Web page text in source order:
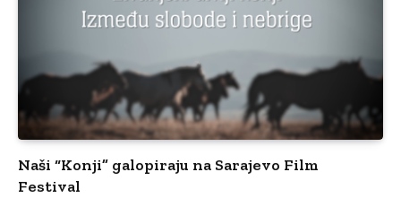
Naši “Konji” galopiraju na Sarajevo Film
Festival